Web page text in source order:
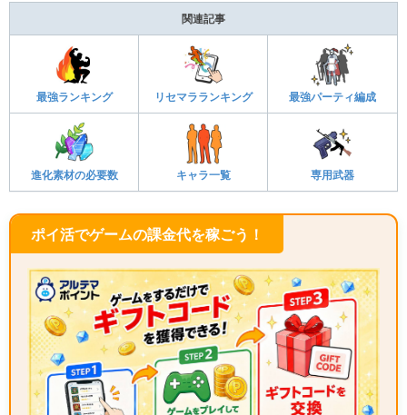
関連記事
最強ランキング リセマラランキング 最強パーティ編成
進化素材の必要数 キャラ一覧 専用武器
ポイ活でゲームの課金代を稼ごう！